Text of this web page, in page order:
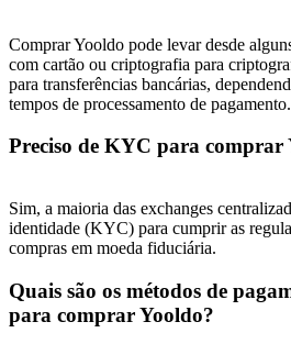
Comprar Yooldo pode levar desde
com cartão ou criptografia para
para transferências bancárias,
tempos de processamento de pagamento.
Preciso de KYC para comprar
Sim, a maioria das exchanges
identidade (KYC) para cumprir as
compras em moeda fiduciária.
Quais são os métodos de
para comprar Yooldo?